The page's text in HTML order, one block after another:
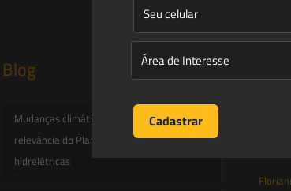
Blog
Mudanças climáticas, risco operacional e a
relevância do Plano Clima 2026 para as
hidrelétricas